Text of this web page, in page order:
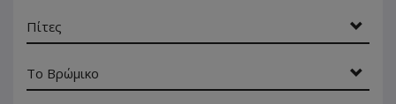
Πίτες
To Βρώμικο